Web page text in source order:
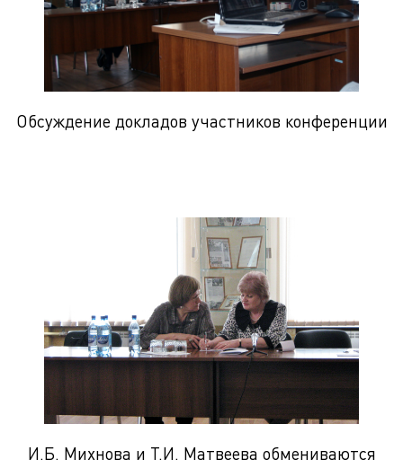
Обсуждение докладов участников конференции
И.Б. Михнова и Т.И. Матвеева обмениваются